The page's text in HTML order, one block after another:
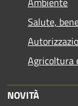
Salute,
Agricoltura
NOVITÀ